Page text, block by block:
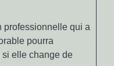
professionnelle qui a
pourra
si elle change de